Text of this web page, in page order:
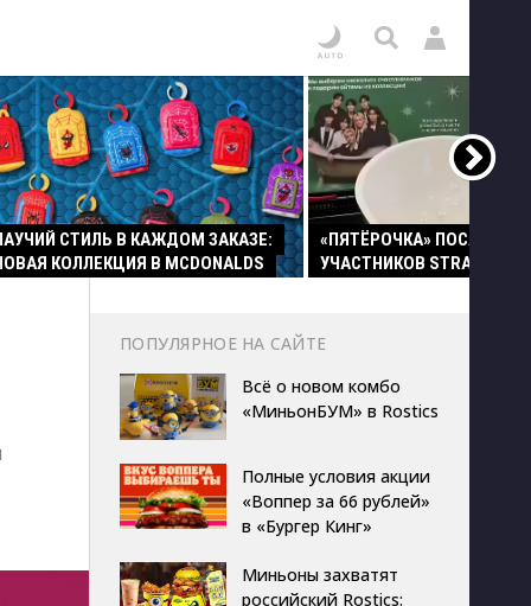
СТИЛЬ В КАЖДОМ ЗАКАЗЕ:
КОЛЛЕКЦИЯ В MCDONALDS
«ПЯТЁРОЧКА» ПОСАДИЛА
УЧАСТНИКОВ STRAY KIDS
ПОПУЛЯРНОЕ НА САЙТЕ
Всё о новом комбо
«МиньонБУМ» в Rostics
Полные условия акции
«Воппер за 66 рублей»
в «Бургер Кинг»
Миньоны захватят
российский Rostics: